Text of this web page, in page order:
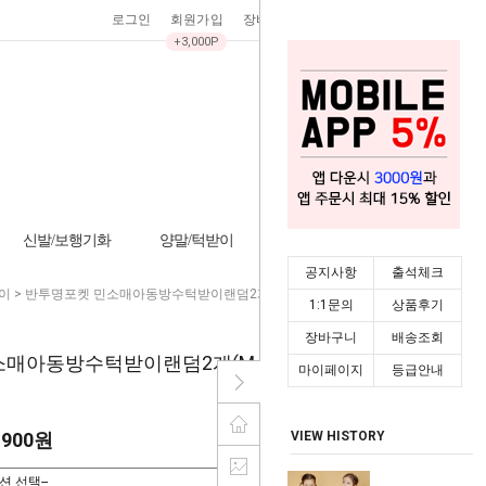
공지사항 출석체크
1:1문의 상품후기
장바구니 배송조회
마이페이지 등급안내
VIEW HISTORY
로그인 회원가입
+3,000P
장바구니
신발/보행기화 양말/턱받이
> 반투명포켓 민소매아동방수턱받이랜덤2개(M-XL)204684
아동방수턱받이랜덤2개(M-
원